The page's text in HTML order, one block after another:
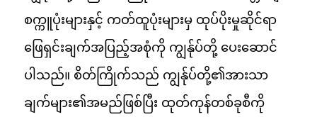
စက္ကူပုံးများနှင့် ကတ်ထူပုံးများမှ ထုပ်ပိုးမှုဆိုင်ရာ
ဖြေရှင်းချက်အပြည့်အစုံကို ကျွန်ုပ်တို့ ပေးဆောင်
ပါသည်။ စိတ်ကြိုက်သည် ကျွန်ုပ်တို့၏အားသာ
ချက်များ၏အမည်ဖြစ်ပြီး ထုတ်ကုန်တစ်ခုစီကို